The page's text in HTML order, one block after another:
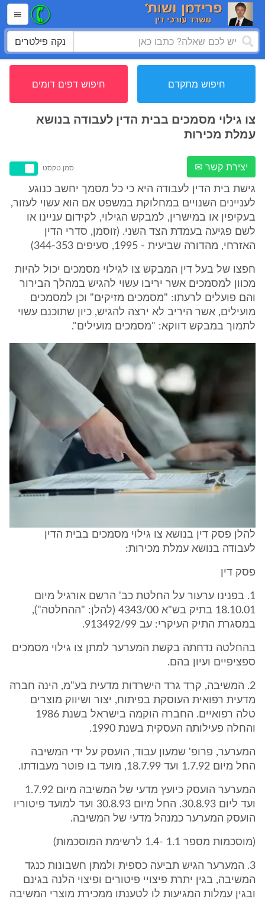
נקה פילטרים
חיפוש מתקדם חיפוש דפים דומים
צו גילוי מסמכים בבית הדין לעבודה בנושא
עמלת מכירות
יצירת קשר ✉ סמן טקסט
גישת בית הדין לעבודה היא כי כל מסמך יחשב כנוגע
לעניינים השנויים במחלוקת במשפט אם הוא עשוי לעזור,
בעקיפין או במישרין, למבקש הגילוי, לקידום עניינו או
לשם פגיעה בעמדת הצד השני. (זוסמן, סדרי הדין
האזרחי, מהדורה שביעית - 1995, סעיפים 344-353)
חפצו של בעל דין המבקש צו לגילוי מסמכים יכול להיות
מכוון למסמכים אשר יריבו עשוי להגיש במהלך הבירור
והם פועלים לרעתו: "מסמכים מזיקים" וכן למסמכים
מועילים, אשר היריב לא ירצה להגיש, כיון שתוכנם עשוי
לתמוך במבקש דווקא: "מסמכים מועילים".
להלן פסק דין בנושא צו גילוי מסמכים בבית הדין
לעבודה בנושא עמלת מכירות:
פסק דין
1. בפנינו ערעור על החלטת כב' הרשם אורגיל מיום
18.10.01 בתיק בש"א 4343/00 (להלן: "ההחלטה"),
במסגרת התיק העיקרי: עב 913492/99.
בהחלטה נדחתה בקשת המערער למתן צו גילוי מסמכים
ספציפיים ועיון בהם.
2. המשיבה, קרד גרד הישרדות מדעית בע"מ, הינה חברה
מדעית רפואית העוסקת בפיתוח, יצור ושיווק מוצרים
טלה רפואיים. החברה הוקמה בישראל בשנת 1986
והחלה פעילותה העסקית בשנת 1990.
המערער, פרופ' שמעון עבוד, הועסק על ידי המשיבה
החל מיום 1.7.92 ועד 18.7.99, מועד בו פוטר מעבודתו.
המערער הועסק כיועץ מדעי של המשיבה מיום 1.7.92
ועד ליום 30.8.93. החל מיום 30.8.93 ועד למועד פיטוריו
הועסק המערער כמנהל מדעי של המשיבה.
(מוסכמות מספר 1.1 -1.4 לרשימת המוסכמות)
3. המערער הגיש תביעה כספית ולמתן חשבונות כנגד
המשיבה, בגין יתרת פיצויי פיטורים ופיצוי הלנה בגינם
ובגין עמלות המגיעות לו לטענתו ממכירת מוצרי המשיבה